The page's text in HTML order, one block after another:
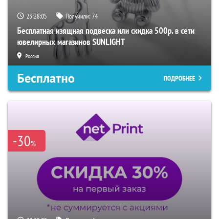
23:28:04 Получили:74
Бесплатная изящная подвеска или скидка 500р. в сети
ювелирных магазинов SUNLIGHT
Россия
Бесплатно ПОДРОБНЕЕ
-30%